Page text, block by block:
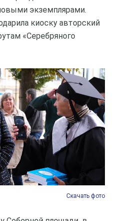
экземплярами.
киоску авторский
«Серебряного
Скачать фото